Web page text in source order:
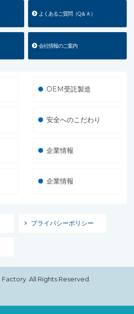
よくあるご質問（Q＆Ａ）
会社情報のご案内
OEM受託製造
安全へのこだわり
企業情報
企業情報
プライバシーポリシー
All Rights Reserved.